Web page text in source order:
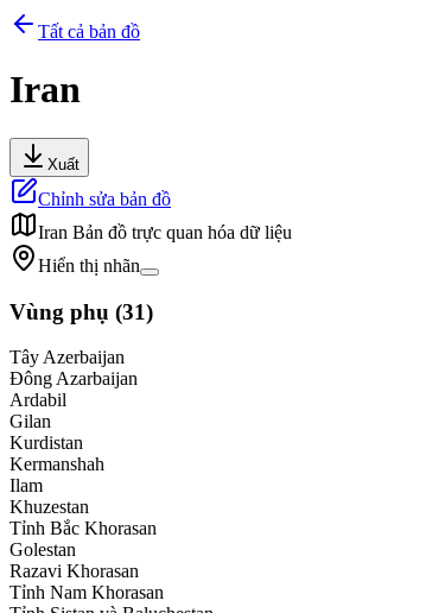
Tất cả bản đồ
Iran
Xuất
Chỉnh sửa bản đồ
Iran Bản đồ trực quan hóa dữ liệu
Hiển thị nhãn
Vùng phụ (31)
Tây Azerbaijan
Đông Azarbaijan
Ardabil
Gilan
Kurdistan
Kermanshah
Ilam
Khuzestan
Tỉnh Bắc Khorasan
Golestan
Razavi Khorasan
Tỉnh Nam Khorasan